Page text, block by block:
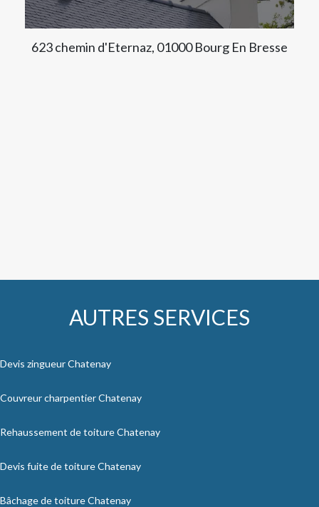
623 chemin d'Eternaz, 01000 Bourg En Bresse
AUTRES SERVICES
Devis zingueur Chatenay
Couvreur charpentier Chatenay
Rehaussement de toiture Chatenay
Devis fuite de toiture Chatenay
Bâchage de toiture Chatenay